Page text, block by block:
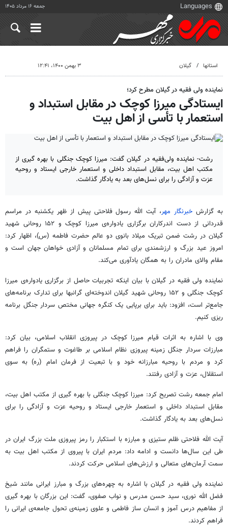
جمعه ۱۶ مرداد ۱۴۰۵
استانها گیلان ۳ بهمن ۱۴۰۰، ۱۲:۴۱
نماینده ولی فقیه در گیلان مطرح کرد؛
ایستادگی میرزا کوچک در مقابل استبداد و
استعمار با تأسی از اهل بیت
رشت- نماینده ولی‌فقیه در گیلان گفت: میرزا کوچک جنگلی با بهره گیری از
مکتب اهل بیت، مقابل استبداد داخلی و استعمار خارجی ایستاد و روحیه‌
عزت و آزادگی را برای نسل‌های بعد به یادگار گذاشت.
به گزارش خبرنگار مهر، آیت الله رسول فلاحتی پیش از ظهر یکشنبه در مراسم
قدردانی از دست اندرکاران
برگزاری یادواره‌ی میرزا کوچک و ۱۵۲ روحانی شهید
گیلان در رشت ضمن تبریک میلاد بانوی دو عالم حضرت فاطمه (س)، اظهار کرد:
امروز عید بزرگ و ارزشمندی برای تمام مسلمانان و آزادی خواهان جهان است و
مقام والای مادران را به همگان یادآوری می‌کند.
نماینده ولی فقیه در گیلان با بیان اینکه تجربیات حاصل از برگزاری یادواره‌ی میرزا
کوچک جنگلی و ۱۵۲ روحانی شهید گیلان اندوخته‌ای گرانبها برای تدارک برنامه‌های
جامع‌تر است، افزود: باید برای برپایی یک کنگره جهانی مختص سردار جنگل برنامه
ریزی کنیم.
وی با اشاره به اثرات قیام میرزا کوچک در پیروزی انقلاب اسلامی، بیان کرد:
مبارزات سردار جنگل زمینه پیروزی نظام اسلامی بر طاغوت و ستمگران را فراهم
کرد و مردم با روحیه مبارزانه خود و با تبعیت از فرمان امام (ره) به سوی
استقلال، عزت و آزادی رفتند.
امام جمعه رشت تصریح کرد: میرزا کوچک جنگلی با بهره گیری از مکتب اهل بیت،
مقابل استبداد داخلی و استعمار خارجی ایستاد و روحیه عزت و آزادگی را برای
نسل‌های بعد به یادگار گذاشت.
آیت الله فلاحتی ظلم ستیزی و مبارزه با استکبار را رمز پیروزی ملت بزرگ ایران در
طی این سال‌ها دانست و ادامه داد: مردم ایران با پیروی از مکتب اهل بیت به
سمت آرمان‌های متعالی و ارزش‌های اسلامی حرکت کردند.
نماینده ولی فقیه در گیلان با اشاره به چهره‌های بزرگ و مبارز ایرانی مانند شیخ
فضل الله نوری، سید حسن مدرس و نواب صفوی، گفت: این بزرگان با بهره گیری
از مفاهیم درسآموزو انسان ساز فاطمی و علوی زمینه‌ی تحول جامعه‌ی ایرانی را
فراهم کردند.